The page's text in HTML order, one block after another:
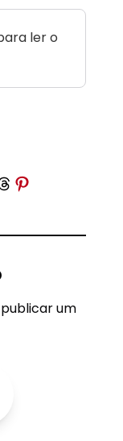
ler o
Telegram
on Threads
Share on Pinterest
um